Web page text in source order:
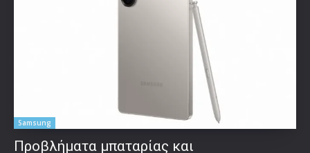
Samsung
Προβλήματα μπαταρίας και